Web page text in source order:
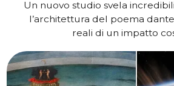
Un nuovo studio svela
l’architettura del poema
reali di un impatto